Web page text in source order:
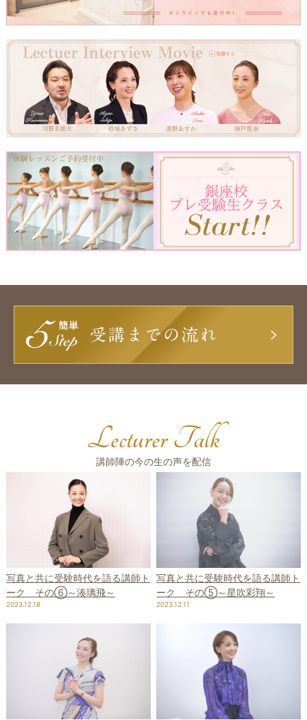
Lecturer Talk
講師陣の今の生の声を配信
写真と共に受験時代を語る講師ト
ーク その⑥～湊璃飛～
2023.12.18
写真と共に受験時代を語る講師ト
ーク その⑤～星吹彩翔～
2023.12.11